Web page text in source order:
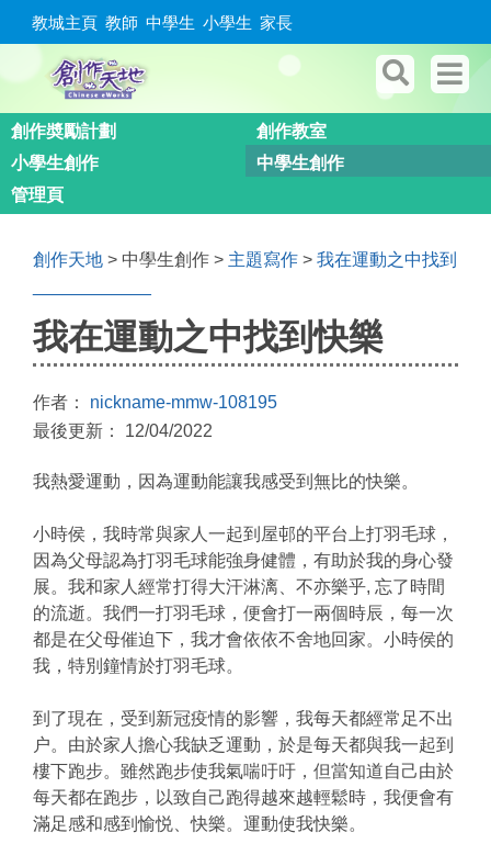
教城主頁 教師 中學生 小學生 家長
創作奬勵計劃
創作教室
小學生創作
中學生創作
管理頁
創作天地 > 中學生創作 > 主題寫作 > 我在運動之中找到
我在運動之中找到快樂
作者： nickname-mmw-108195
最後更新： 12/04/2022
我熱愛運動，因為運動能讓我感受到無比的快樂。
小時侯，我時常與家人一起到屋邨的平台上打羽毛球，
因為父母認為打羽毛球能強身健體，有助於我的身心發
展。我和家人經常打得大汗淋漓、不亦樂乎, 忘了時間
的流逝。我們一打羽毛球，便會打一兩個時辰，每一次
都是在父母催迫下，我才會依依不舍地回家。小時侯的
我，特別鐘情於打羽毛球。
到了現在，受到新冠疫情的影響，我每天都經常足不出
户。由於家人擔心我缺乏運動，於是每天都與我一起到
樓下跑步。雖然跑步使我氣喘吁吁，但當知道自己由於
每天都在跑步，以致自己跑得越來越輕鬆時，我便會有
滿足感和感到愉悦、快樂。運動使我快樂。